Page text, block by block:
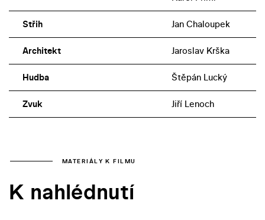
Střih Jan Chaloupek
Architekt Jaroslav Krška
Hudba Štěpán Lucký
Zvuk Jiří Lenoch
MATERIÁLY K FILMU
K nahlédnutí